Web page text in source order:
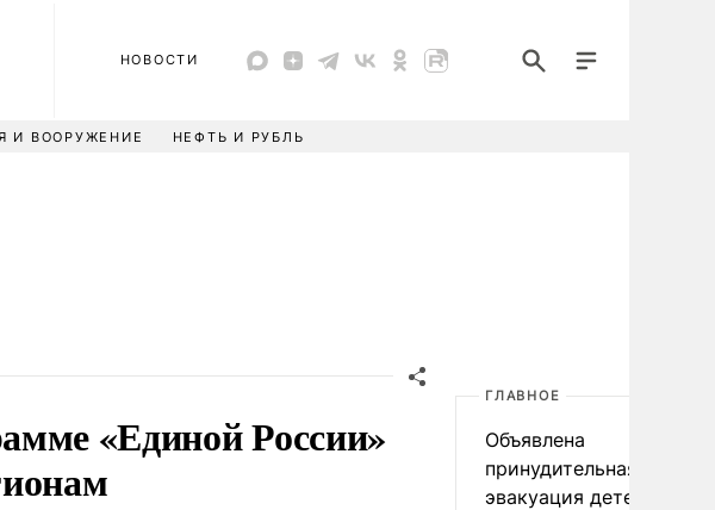
НОВОСТИ
И ВООРУЖЕНИЕ НЕФТЬ И РУБЛЬ
«Единой России»
ГЛАВНОЕ
Объявлена
принудительная
эвакуация детей в